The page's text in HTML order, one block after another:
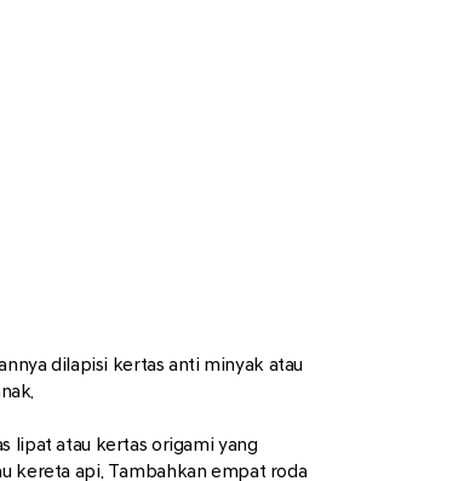
dilapisi kertas anti minyak atau
lipat atau kertas origami yang
kereta api. Tambahkan empat roda